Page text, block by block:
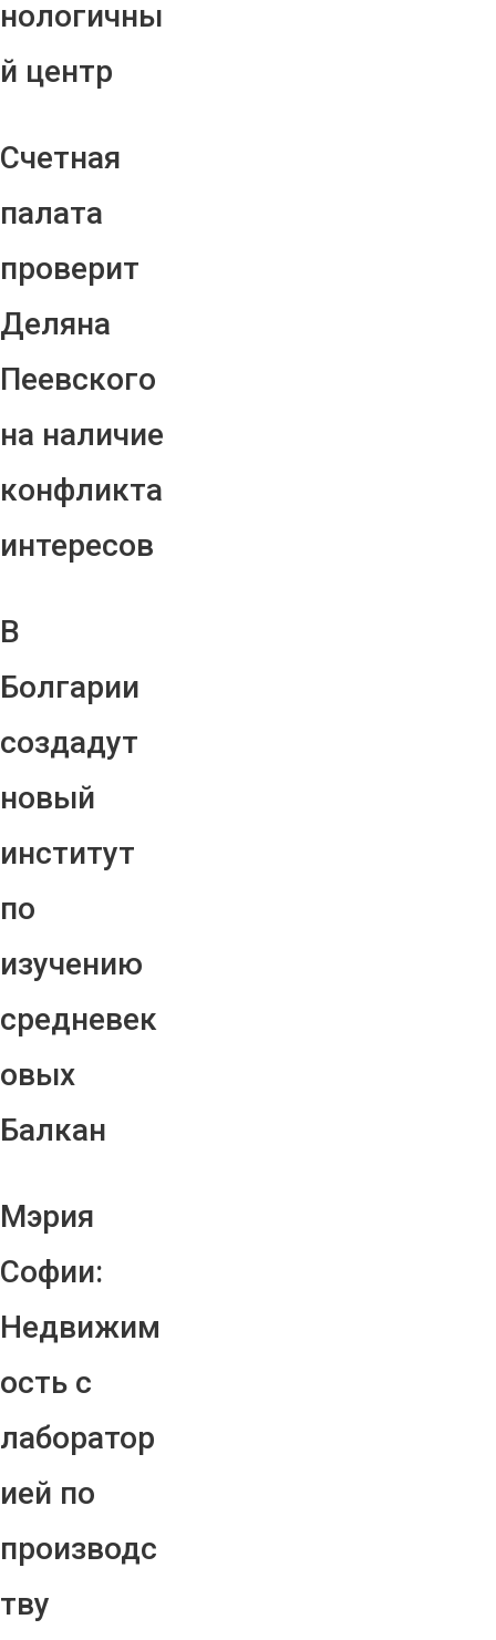
нологичны
й центр
Счетная
палата
проверит
Деляна
Пеевского
на наличие
конфликта
интересов
В
Болгарии
создадут
новый
институт
по
изучению
средневек
овых
Балкан
Мэрия
Софии:
Недвижим
ость с
лаборатор
ией по
производс
тву